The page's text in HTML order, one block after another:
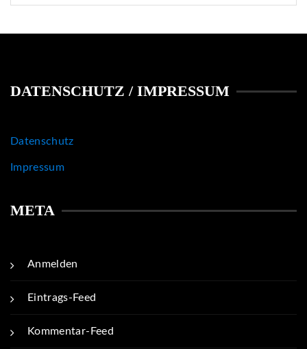
DATENSCHUTZ / IMPRESSUM
Datenschutz
Impressum
META
Anmelden
Eintrags-Feed
Kommentar-Feed